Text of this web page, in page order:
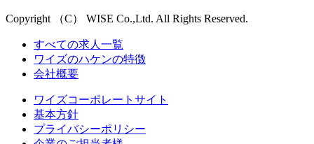
Copyright （C） WISE Co.,Ltd. All Rights Reserved.
すべての求人一覧
ワイズのハケンの特徴
会社概要
ワイズコーポレートサイト
基本方針
プライバシーポリシー